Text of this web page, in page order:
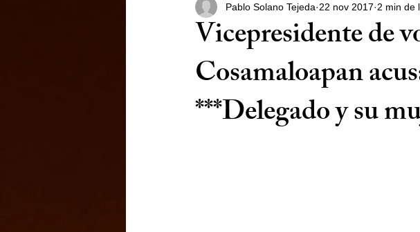
Vicepresidente de
Cosamaloapan
***Delegado y su
Pablo Solano Tejeda 22 nov 2017 2 min de